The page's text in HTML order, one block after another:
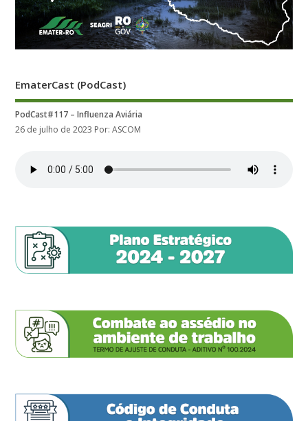
EmaterCast (PodCast)
PodCast#117 – Influenza Aviária
26 de julho de 2023 Por: ASCOM